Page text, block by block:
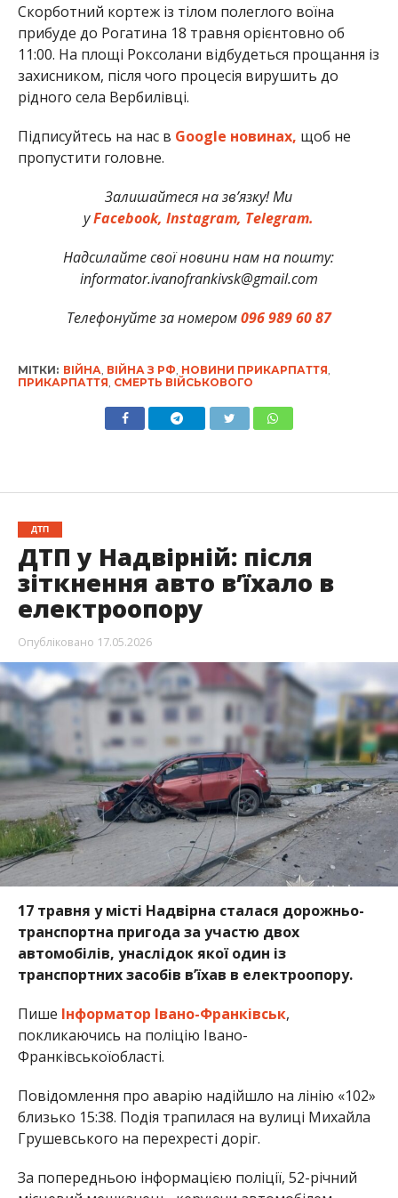
Скорботний кортеж із тілом полеглого воїна
прибуде до Рогатина 18 травня орієнтовно об
11:00. На площі Роксолани відбудеться прощання із
захисником, після чого процесія вирушить до
рідного села Вербилівці.
Підписуйтесь на нас в Google новинах, щоб не
пропустити головне.
Залишайтеся на зв’язку! Ми
уFacebook, Instagram, Telegram.
Надсилайте свої новини нам на пошту:
informator.ivanofrankivsk@gmail.com
Телефонуйте за номером096 989 60 87
МІТКИ: ВІЙНА ВІЙНА З РФ НОВИНИ ПРИКАРПАТТЯ
ПРИКАРПАТТЯ СМЕРТЬ ВІЙСЬКОВОГО
ДТП
ДТП у Надвірній: після
зіткнення авто в’їхало в
електроопору
Опубліковано 17.05.2026
17 травня у місті Надвірна сталася дорожньо-
транспортна пригода за участю двох
автомобілів, унаслідок якої один із
транспортних засобів в’їхав в електроопору.
Пише Інформатор Івано-Франківськ,
покликаючись на поліцію Івано-
Франківськоїобласті.
Повідомлення про аварію надійшло на лінію «102»
близько 15:38. Подія трапилася на вулиці Михайла
Грушевського на перехресті доріг.
За попередньою інформацією поліції, 52-річний